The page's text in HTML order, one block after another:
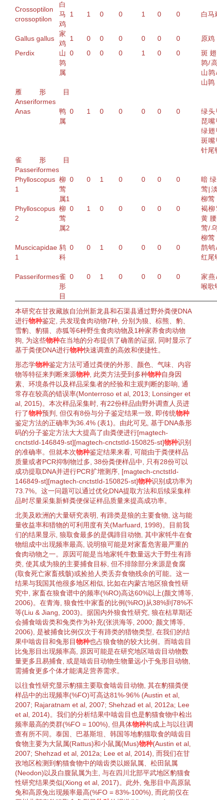
Crossoptilon
crossoptilon
白
马
鸡
1 1 0 0 1 0 0 白马
Gallus gallus
家
鸡
1 0 0 0 0 0 0
原鸡
Perdix
山
鹑
属
0 0 0 0 1 0 0
斑
鹑/
山鹑
山鹑
雁形目
Anseriformes
Anas
鸭
属
0 1 0 0 0 0 0
绿
琵
绿
斑
针尾
雀形目
Passeriformes
Phylloscopus
1
柳
莺
属1
0 0 1 0 0 0 0
暗
莺|
柳莺
Phylloscopus
2
柳
莺
属2
0 1 0 0 0 0 0
褐
黄
莺/
柳莺
Muscicapidae
1
鸫
科
0 0 1 0 0 0 0 鹊鸲
红尾
Passeriformes雀
形
目
0 0 1 0 0 0 0 家燕
喉歌
本研究在甘孜藏族自治州新龙县和石渠县通过野外粪便DNA
进行物种鉴定 , 共发现食肉动物7种, 分别为狼、 棕熊 、豹、
雪豹
豹猫 赤狐等6种野生食肉动物及1种家养食肉动物
狗, 为这些物种在当地的分布提供了确凿的证据, 同时显示了
基于粪便DNA进行物种快速调查的高效和便捷性。
形态学物种鉴定方法可通过粪便的外形、颜色、气味、内容
物等特征来判断来源物种 , 此类方法受到多种物种自身因
素、 环境条件以及样品采集者的经验和主观判断的影响, 通
常存在较高的错误率(Monterroso et al, 2013; Lonsinger et
al, 2015)。本次样品采集时, 有22份样品由野外调查人员进
行了物种预判 , 但仅有8份与分子鉴定结果一致, 即传统物种
鉴定方法的正确率为36.4% (表1)。由此可见, 基于DNA条形
码的分子鉴定方法大大提高了由粪便进行[magtech-
cnctstId-146849-st][magtech-cnctstId-150825-st]物种识别
的准确率。但就本次物种鉴定结果来看, 可能由于粪便样品
质量或者PCR抑制物过多, 38份粪便样品中, 只有28份可以
成功提取DNA并进行PCR扩增测序, [magtech-cnctstId-
146849-st][magtech-cnctstId-150825-st]物种识别 成功率为
73.7%。这一问题可以通过优化DNA提取方法和后续采集样
品时尽量采集新鲜粪便保证样品质量来提高成功率。
北美及欧洲的大量研究表明, 有蹄类是狼的主要食物, 这与能
量收益率和猎物的可利用度有关(Marfuard, 1998)。目前我
们的结果显示, 狼取食最多的是偶蹄目动物 , 其中家牦牛在食
物组成中出现频率最高, 说明狼可能是对家畜危害最严重的
食肉动物之一。原因可能是当地家牦牛数量远大于野生有蹄
类 , 使其成为狼的主要捕食目标, 但不排除部分来源是食腐
(取食死亡家畜残骸)或捡拾人类丢弃食物残余的可能。这一
结果与我国其他很多地区相似, 比如在内蒙古地区狼食性研
究中, 家畜在狼食谱中的频率(%RO)高达60%以上(颜文博等,
2006)。在青海, 狼食性中家畜的比例(%RO)从38%到78%不
等(Liu & Jiang, 2003)。据国内外狼食性研究, 狼在枯草期还
会捕食啮齿类和兔类作为补充(张洪海等, 2000; 颜文博等,
2006), 是被捕食比例仅次于有蹄类的猎物类型, 在我们的结
果中啮齿目和兔形目物种也占狼食物的较大比例。而啮齿目
比兔形目出现频率高, 原因可能是在研究地区啮齿目动物数
量更多且易捕食 , 或是啮齿目动物生物量远小于兔形目动物
需捕食更多个体才能满足营养需求。
以往食性研究显示豹猫主要取食啮齿目动物 , 其在豹猫粪便
样品中的出现频率(%FO)可高达81%-96% (Austin et al,
2007; Rajaratnam et al, 2007; Shehzad et al, 2012a; Lee
et al, 2014)。我们的分析结果中啮齿目也是豹猫食物中检出
频率最高的类群(%FO = 100%), 但具体物种构成上与以往调
查有所不同。泰国、巴基斯坦、韩国等地豹猫取食的啮齿目
食物主要为大鼠属(Rattus)和小鼠属(Mus)物种(Austin et al,
2007; Shehzad et al, 2012a; Lee et al, 2014), 而我们在甘
孜地区检测到豹猫食物中的啮齿类以姬鼠属、 松田鼠属
(Neodon)以及白腹鼠属为主, 与在四川北部平武地区豹猫食
性研究结果类似(Xiong et al, 2017)。此外, 兔形目中高原鼠
兔和高原兔出现频率最高(%FO = 83%-100%), 而此前仅在